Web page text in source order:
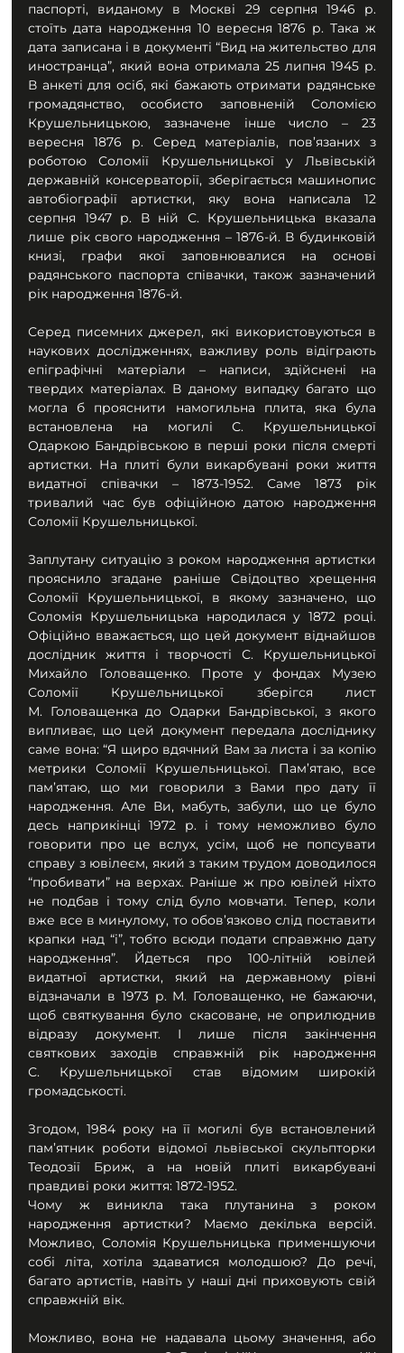
паспорті, виданому в Москві 29 серпня 1946 р.
стоїть дата народження 10 вересня 1876 р. Така ж
дата записана і в документі “Вид на жительство для
иностранца”, який вона отримала 25 липня 1945 р.
В анкеті для осіб, які бажають отримати радянське
громадянство, особисто заповненій Соломією
Крушельницькою, зазначене інше число – 23
вересня 1876 р. Серед матеріалів, пов’язаних з
роботою Соломії Крушельницької у Львівській
державній консерваторії, зберігається машинопис
автобіографії артистки, яку вона написала 12
серпня 1947 р. В ній С. Крушельницька вказала
лише рік свого народження – 1876-й. В будинковій
книзі, графи якої заповнювалися на основі
радянського паспорта співачки, також зазначений
рік народження 1876-й.
Серед писемних джерел, які використовуються в
наукових дослідженнях, важливу роль відіграють
епіграфічні матеріали – написи, здійснені на
твердих матеріалах. В даному випадку багато що
могла б прояснити намогильна плита, яка була
встановлена на могилі С. Крушельницької
Одаркою Бандрівською в перші роки після смерті
артистки. На плиті були викарбувані роки життя
видатної співачки – 1873-1952. Саме 1873 рік
тривалий час був офіційною датою народження
Соломії Крушельницької.
Заплутану ситуацію з роком народження артистки
прояснило згадане раніше Свідоцтво хрещення
Соломії Крушельницької, в якому зазначено, що
Соломія Крушельницька народилася у 1872 році.
Офіційно вважається, що цей документ віднайшов
дослідник життя і творчості С. Крушельницької
Михайло Головащенко. Проте у фондах Музею
Соломії Крушельницької зберігся лист
М. Головащенка до Одарки Бандрівської, з якого
випливає, що цей документ передала досліднику
саме вона: “Я щиро вдячний Вам за листа і за копію
метрики Соломії Крушельницької. Пам’ятаю, все
пам’ятаю, що ми говорили з Вами про дату її
народження. Але Ви, мабуть, забули, що це було
десь наприкінці 1972 р. і тому неможливо було
говорити про це вслух, усім, щоб не попсувати
справу з ювілеєм, який з таким трудом доводилося
“пробивати” на верхах. Раніше ж про ювілей ніхто
не подбав і тому слід було мовчати. Тепер, коли
вже все в минулому, то обов’язково слід поставити
крапки над “і”, тобто всюди подати справжню дату
народження”. Йдеться про 100-літній ювілей
видатної артистки, який на державному рівні
відзначали в 1973 р. М. Головащенко, не бажаючи,
щоб святкування було скасоване, не оприлюднив
відразу документ. І лише після закінчення
святкових заходів справжній рік народження
С. Крушельницької став відомим широкій
громадськості.
Згодом, 1984 року на її могилі був встановлений
пам’ятник роботи відомої львівської скульпторки
Теодозії Бриж, а на новій плиті викарбувані
правдиві роки життя: 1872-1952.
Чому ж виникла така плутанина з роком
народження артистки? Маємо декілька версій.
Можливо, Соломія Крушельницька применшуючи
собі літа, хотіла здаватися молодшою? До речі,
багато артистів, навіть у наші дні приховують свій
справжній вік.
Можливо, вона не надавала цьому значення, або